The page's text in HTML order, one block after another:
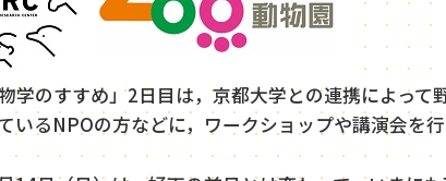
学のすすめ」2日目は，京都大学との連携によっ
いるNPOの方などに，ワークショップや講演会を行